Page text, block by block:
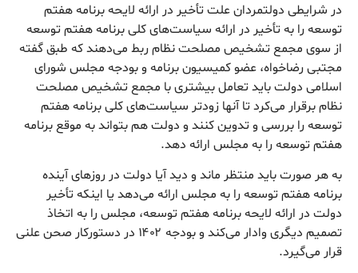
در شرایطی دولتمردان علت تأخیر در ارائه لایحه برنامه هفتم
توسعه را به تأخیر در ارائه سیاست‌های کلی برنامه هفتم توسعه
از سوی مجمع تشخیص مصلحت نظام ربط می‌دهند که طبق گفته
مجتبی رضاخواه، عضو کمیسیون برنامه و بودجه مجلس شورای
اسلامی دولت باید تعامل بیشتری با مجمع تشخیص مصلحت
نظام برقرار می‌کرد تا آنها زودتر سیاست‌های کلی برنامه هفتم
توسعه را بررسی و تدوین کنند و دولت هم بتواند به موقع برنامه
هفتم توسعه را به مجلس ارائه دهد.
به هر صورت باید منتظر ماند و دید آیا دولت در روزهای آینده
برنامه هفتم توسعه را به مجلس ارائه می‌دهد یا اینکه تأخیر
دولت در ارائه لایحه برنامه هفتم توسعه، مجلس را به اتخاذ
تصمیم دیگری وادار می‌کند و بودجه ۱۴۰۲ در دستورکار صحن علنی
قرار می‌گیرد.